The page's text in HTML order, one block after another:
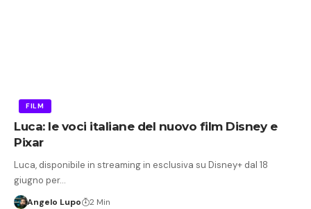
FILM
Luca: le voci italiane del nuovo film Disney e
Pixar
Luca, disponibile in streaming in esclusiva su Disney+ dal 18
giugno per…
Angelo Lupo 2 Min